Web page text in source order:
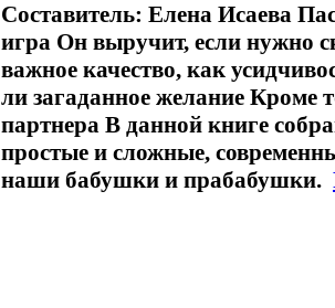
Составитель: Елена Исаева
игра Он выручит, если нужно
важное качество, как
ли загаданное желание Кроме
партнера В данной книге
простые и сложные,
наши бабушки и прабабушки.